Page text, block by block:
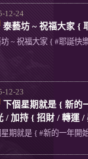
12-24
泰藝坊 ~ 祝福大家 {
~ 祝福大家 { #耶誕快
12-23
下個星期就是 { 新的
/ 加持 { 招財 / 轉運
星期就是 { #新的一年